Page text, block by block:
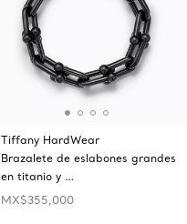
Tiffany HardWear
Brazalete de eslabones grandes
en titanio y …
MX$355,000